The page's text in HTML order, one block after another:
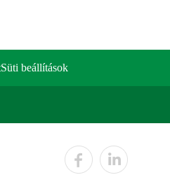
Süti beállítások